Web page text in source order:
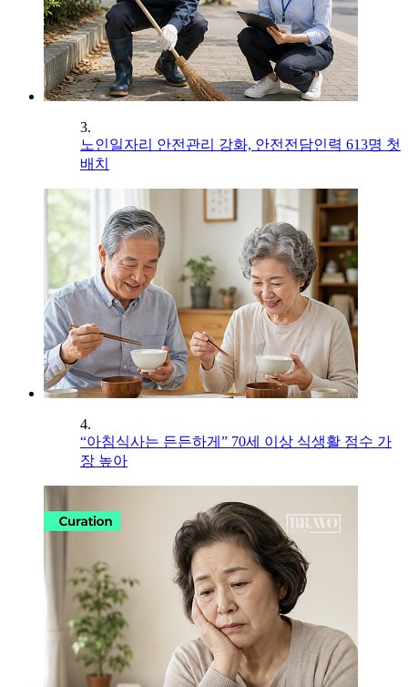
3.
노인일자리 안전관리 강화, 안전전담인력 613명 첫
배치
4.
“아침식사는 든든하게” 70세 이상 식생활 점수 가
장 높아